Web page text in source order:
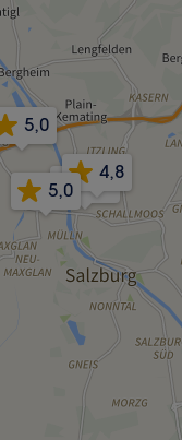
4,9
4,8
5,0
5,0